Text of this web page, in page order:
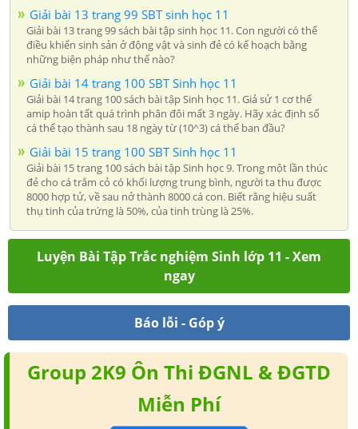
Giải bài 13 trang 99 SBT sinh học 11
Giải bài 13 trang 99 sách bài tập sinh học 11. Con người có thể
điều khiển sinh sản ở động vật và sinh đẻ có kế hoạch bằng
những biện pháp như thế nào?
Giải bài 14 trang 100 SBT Sinh học 11
Giải bài 14 trang 100 sách bài tập Sinh học 11. Giả sử 1 cơ thể
amip hoàn tất quá trình phân đôi mất 3 ngày. Hãy xác định số
cá thể tạo thành sau 18 ngày từ (10^3) cá thể ban đầu?
Giải bài 15 trang 100 SBT Sinh học 11
Giải bài 15 trang 100 sách bài tập Sinh học 9. Trong một lần thúc
đẻ cho cá trắm cỏ có khối lượng trung bình, người ta thu được
8000 hợp tử, về sau nở thành 8000 cá con. Biết rằng hiệu suất
thụ tinh của trứng là 50%, của tinh trùng là 25%.
Luyện Bài Tập Trắc nghiệm Sinh lớp 11 - Xem
ngay
Báo lỗi - Góp ý
Group 2K9 Ôn Thi ĐGNL & ĐGTD
Miễn Phí